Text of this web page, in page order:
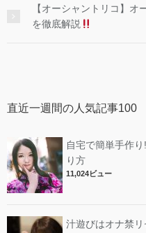
【オーシャントリコ】
を徹底解説
直近一週間の人気記事100
自宅で簡単手作
り方
11,024ビュー
汁遊びはオナ禁